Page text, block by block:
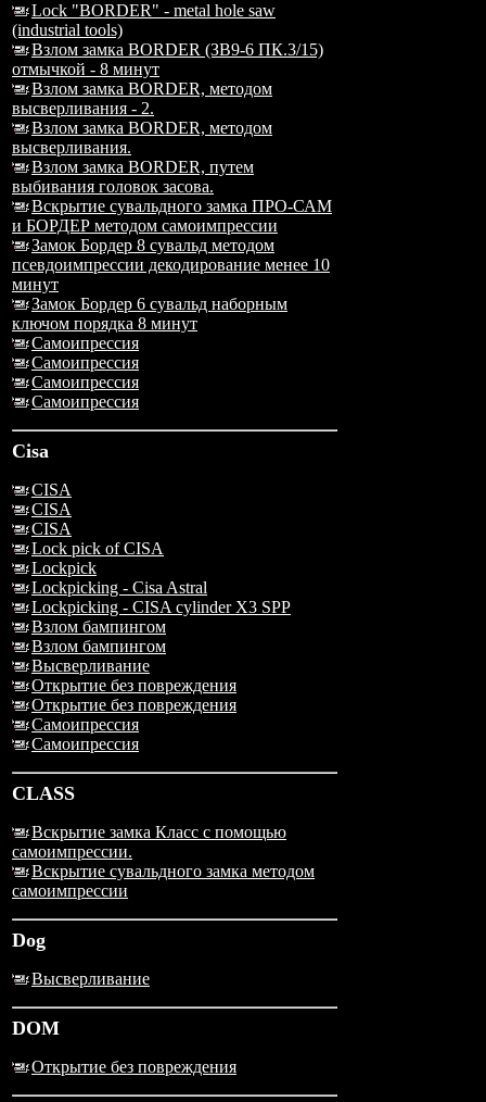
Lock "BORDER" - metal hole saw
(industrial tools)
Взлом замка BORDER (ЗВ9-6 ПК.3/15)
отмычкой - 8 минут
Взлом замка BORDER, методом
высверливания - 2.
Взлом замка BORDER, методом
высверливания.
Взлом замка BORDER, путем
выбивания головок засова.
Вскрытие сувальдного замка ПРО-САМ
и БОРДЕР методом самоимпрессии
Замок Бордер 8 сувальд методом
псевдоимпрессии декодирование менее 10
минут
Замок Бордер 6 сувальд наборным
ключом порядка 8 минут
Самоипрессия
Самоипрессия
Самоипрессия
Самоипрессия
Cisa
CISA
CISA
CISA
Lock pick of CISA
Lockpick
Lockpicking - Cisa Astral
Lockpicking - CISA cylinder X3 SPP
Взлом бампингом
Взлом бампингом
Высверливание
Открытие без повреждения
Открытие без повреждения
Самоипрессия
Самоипрессия
CLASS
Вскрытие замка Класс с помощью
самоимпрессии.
Вскрытие сувальдного замка методом
самоимпрессии
Dog
Высверливание
DOM
Открытие без повреждения